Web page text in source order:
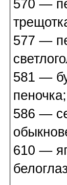
570 —
577 —
581 —
586 —
610 —